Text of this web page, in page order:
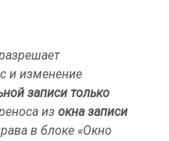
и изменение
записи только
из окна записи
в блоке «Окно